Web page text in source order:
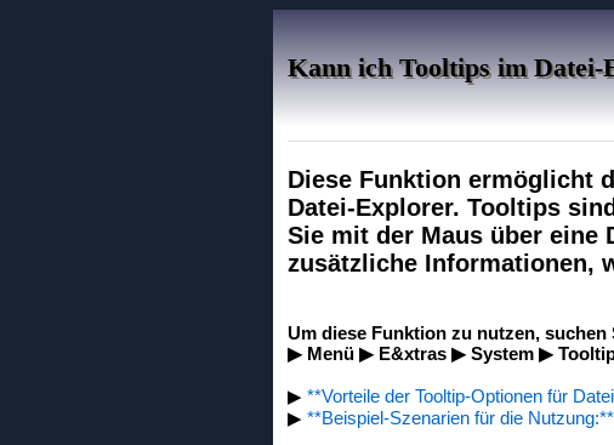
Kann ich Tooltips im
Diese Funktion ermöglicht
Datei-Explorer. Tooltips
Sie mit der Maus über eine
zusätzliche Informationen,
Um diese Funktion zu nutzen,
▶ Menü ▶ E&xtras ▶ System ▶
▶ **Vorteile der Tooltip-Optionen für
▶ **Beispiel-Szenarien für die Nutzung:**